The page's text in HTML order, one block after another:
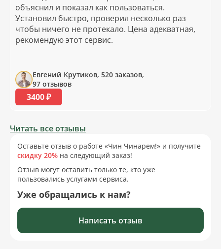
объяснил и показал как пользоваться.
Установил быстро, проверил несколько раз
чтобы ничего не протекало. Цена адекватная,
рекомендую этот сервис.
Евгений Крутиков, 520 заказов,
97 отзывов
3400 ₽
Читать все отзывы
Оставьте отзыв о работе «Чин Чинарем!» и получите
скидку 20% на следующий заказ!
Отзыв могут оставить только те, кто уже
пользовались услугами сервиса.
Уже обращались к нам?
Написать отзыв